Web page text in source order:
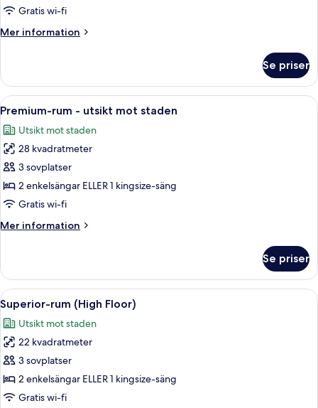
Gratis wi-fi
Mer information
Mer
rum
Se priser
Öppna
alla
foton
för
Premium-
rum
-
mot
Ett hotellrum med en platt-TV, ett
7
Premium-rum - utsikt mot staden
Utsikt mot staden
28 kvadratmeter
3 sovplatser
2 enkelsängar ELLER 1 kingsize-säng
Gratis wi-fi
Mer information
Mer
rum
utsikt
mot
staden
Se priser
Öppna
alla
foton
för
Superior-
rum
(High
Ett hotellrum med två sängar, en
12
Superior-rum (High Floor)
Utsikt mot staden
22 kvadratmeter
3 sovplatser
2 enkelsängar ELLER 1 kingsize-säng
Gratis wi-fi